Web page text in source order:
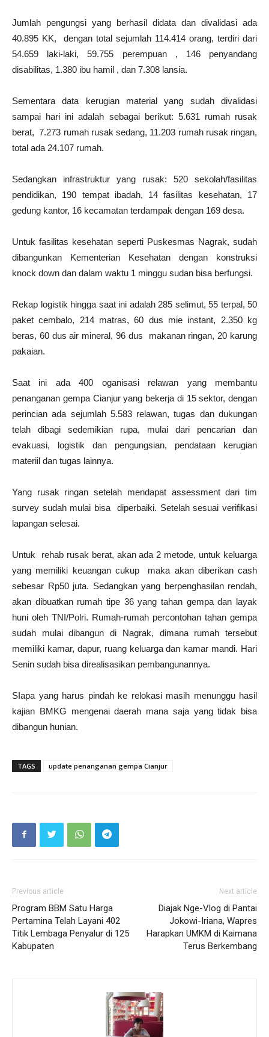
Jumlah pengungsi yang berhasil didata dan divalidasi ada
40.895 KK,
dengan total sejumlah 114.414 orang, terdiri dari
54.659 laki-laki, 59.755 perempuan , 146 penyandang
disabilitas, 1.380 ibu hamil , dan 7.308 lansia.
Sementara data kerugian material yang sudah divalidasi
sampai hari ini adalah sebagai berikut: 5.631 rumah rusak
berat, 7.273 rumah rusak sedang, 11.203 rumah rusak ringan,
total ada 24.107 rumah.
Sedangkan infrastruktur yang rusak: 520 sekolah/fasilitas
pendidikan, 190 tempat ibadah, 14 fasilitas kesehatan, 17
gedung kantor, 16 kecamatan terdampak dengan 169 desa.
Untuk fasilitas kesehatan seperti Puskesmas Nagrak, sudah
dibangunkan Kementerian Kesehatan dengan konstruksi
knock down dan dalam waktu 1 minggu sudan bisa berfungsi.
Rekap logistik hingga saat ini adalah 285 selimut, 55 terpal, 50
paket cembalo, 214 matras, 60 dus mie instant, 2.350 kg
beras, 60 dus air mineral, 96 dus
makanan ringan, 20 karung
pakaian.
Saat ini ada 400 oganisasi relawan yang membantu
penanganan gempa Cianjur yang bekerja di 15 sektor, dengan
perincian ada sejumlah 5.583 relawan, tugas dan dukungan
telah dibagi sedemikian rupa, mulai dari pencarian dan
evakuasi, logistik dan pengungsian, pendataan kerugian
materiil dan tugas lainnya.
Yang rusak ringan setelah mendapat assessment dari tim
survey sudah mulai bisa diperbaiki. Setelah sesuai verifikasi
lapangan selesai.
Untuk
rehab rusak berat, akan ada 2 metode, untuk keluarga
yang memiliki keuangan cukup
maka akan diberikan cash
sebesar Rp50 juta. Sedangkan yang berpenghasilan rendah,
akan dibuatkan rumah tipe 36 yang tahan gempa dan layak
huni oleh TNI/Polri. Rumah-rumah percontohan tahan gempa
sudah mulai dibangun di Nagrak, dimana rumah tersebut
memiliki kamar, dapur, ruang keluarga dan kamar mandi. Hari
Senin sudah bisa direalisasikan pembangunannya.
SIapa yang harus pindah ke relokasi masih menunggu hasil
kajian BMKG mengenai daerah mana saja yang tidak bisa
dibangun hunian.
TAGS update penanganan gempa Cianjur
Previous article
Program BBM Satu Harga
Pertamina Telah Layani 402
Titik Lembaga Penyalur di 125
Kabupaten
Next article
Diajak Nge-Vlog di Pantai
Jokowi-Iriana, Wapres
Harapkan UMKM di Kaimana
Terus Berkembang